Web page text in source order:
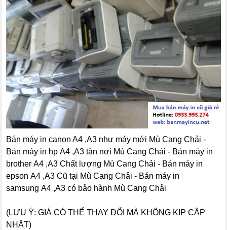
Bán máy in canon A4 ,A3 như máy mới Mù Cang Chải -
Bán máy in hp A4 ,A3 tận nơi Mù Cang Chải - Bán máy in
brother A4 ,A3 Chất lượng Mù Cang Chải - Bán máy in
epson A4 ,A3 Cũ tại Mù Cang Chải - Bán máy in
samsung A4 ,A3 có bảo hành Mù Cang Chải
(LƯU Ý: GIÁ CÓ THỂ THAY ĐỔI MÀ KHÔNG KỊP CẬP
NHẬT)